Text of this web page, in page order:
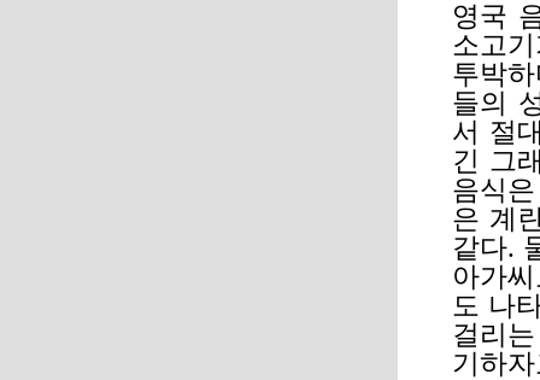
영국
소고
투박
들의
서 절
긴 그
음식
은 계
같다.
아가
도 나
걸리
기하